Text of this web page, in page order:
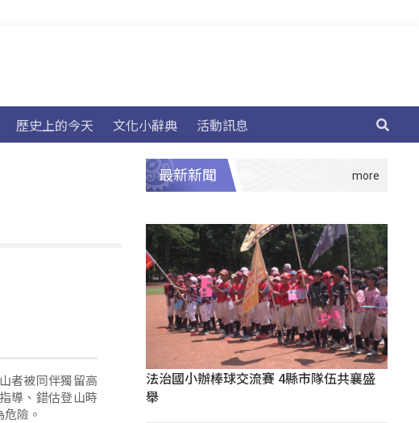
歷史上的今天 文化小辭典 活動訊息
者被同伴獨留高
導、錯估登山時
險。
最新新聞
法治國小辦棒球交流賽 4縣市隊伍共襄盛
舉